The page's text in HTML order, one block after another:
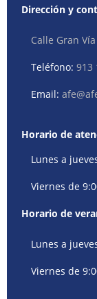
Dirección y
Calle Gran
Teléfono:913
Email:
Horario de
Lunes a
Viernes de
Horario de
Lunes a
Viernes de